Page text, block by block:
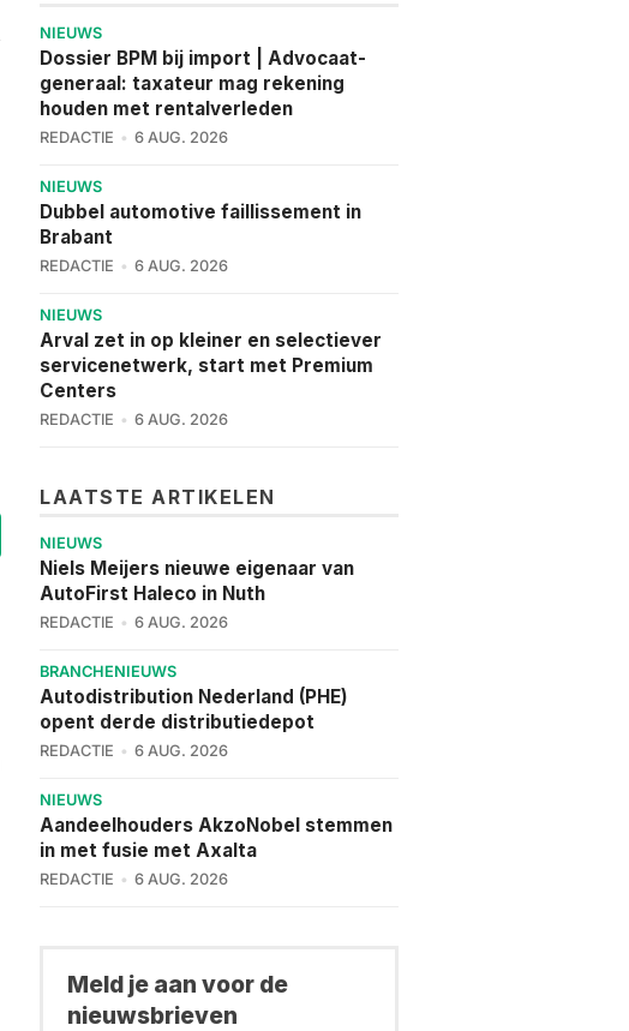
NIEUWS
Dossier BPM bij import | Advocaat-
generaal: taxateur mag rekening
houden met rentalverleden
REDACTIE 6 AUG. 2026
NIEUWS
Dubbel automotive faillissement in
Brabant
REDACTIE 6 AUG. 2026
NIEUWS
Arval zet in op kleiner en selectiever
servicenetwerk, start met Premium
Centers
REDACTIE 6 AUG. 2026
LAATSTE ARTIKELEN
NIEUWS
Niels Meijers nieuwe eigenaar van
AutoFirst Haleco in Nuth
REDACTIE 6 AUG. 2026
BRANCHENIEUWS
Autodistribution Nederland (PHE)
opent derde distributiedepot
REDACTIE 6 AUG. 2026
NIEUWS
Aandeelhouders AkzoNobel stemmen
in met fusie met Axalta
REDACTIE 6 AUG. 2026
Meld je aan voor de
nieuwsbrieven